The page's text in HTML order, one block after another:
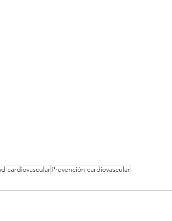
cardiovascularPrevención cardiovascular